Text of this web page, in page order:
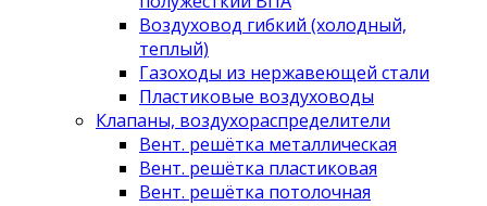
Воздуховод гибкий (холодный,
теплый)
Газоходы из нержавеющей стали
Пластиковые воздуховоды
Клапаны, воздухораспределители
Вент. решётка металлическая
Вент. решётка пластиковая
Вент. решётка потолочная